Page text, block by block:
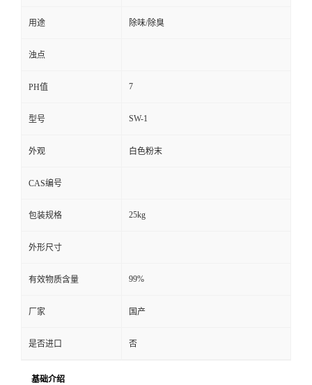
用途 除味/除臭
浊点
PH值 7
型号 SW-1
外观 白色粉末
CAS编号
包装规格 25kg
外形尺寸
有效物质含量 99%
厂家 国产
是否进口 否
基础介绍